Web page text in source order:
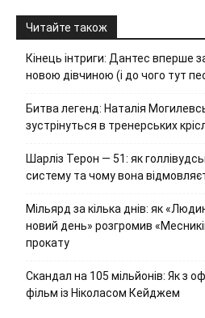
Читайте також
Кінець інтриги: Дантес вперше
новою дівчиною (і до чого тут
Битва легенд: Наталія
зустрінуться в тренерських
Шарліз Терон — 51: як
систему та чому вона
Мільярд за кілька днів: як
новий день» розгромив
прокату
Скандал на 105 мільйонів: Як з
фільм із Ніколасом Кейджем